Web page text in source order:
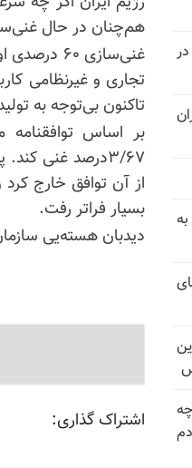
هم‌چنان در حال غنی‌سازی اورانیوم در
غنی‌سازی
تجاری و غیرنظامی
تاکنون بی‌توجه به
از آن توافق خارج
بسیار فراتر رفت.
دیدبان هسته‌یی سازمان ملل گفت:
اشتراک گذاری: